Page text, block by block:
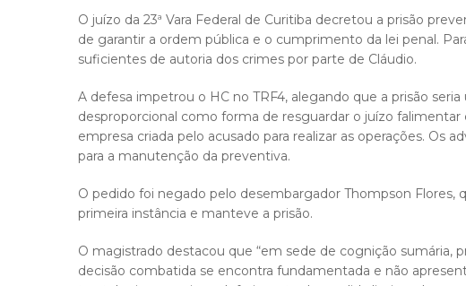
O juízo da 23ª Vara Federal de Curitiba decretou a prisão
de garantir a ordem pública e o cumprimento da lei penal.
suficientes de autoria dos crimes por parte de Cláudio.
A defesa impetrou o HC no TRF4, alegando que a prisão
desproporcional como forma de resguardar o juízo
empresa criada pelo acusado para realizar as operações. Os
para a manutenção da preventiva.
O pedido foi negado pelo desembargador Thompson
primeira instância e manteve a prisão.
O magistrado destacou que “em sede de cognição sumária,
decisão combatida se encontra fundamentada e não